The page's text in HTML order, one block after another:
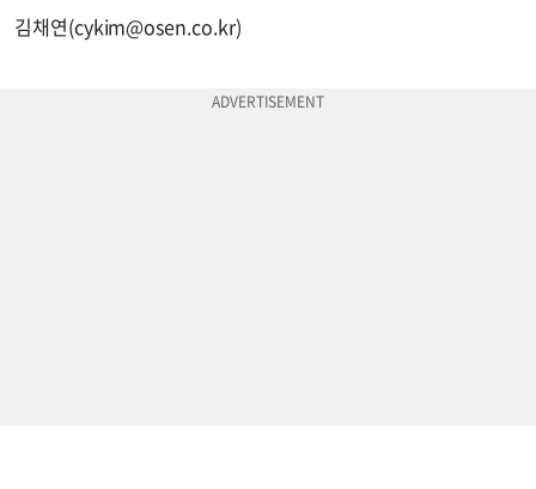
김채연(cykim@osen.co.kr)